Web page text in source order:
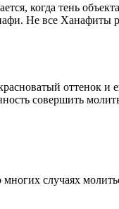
когда тень
Не все Ханафиты
оттенок
совершить
случаях